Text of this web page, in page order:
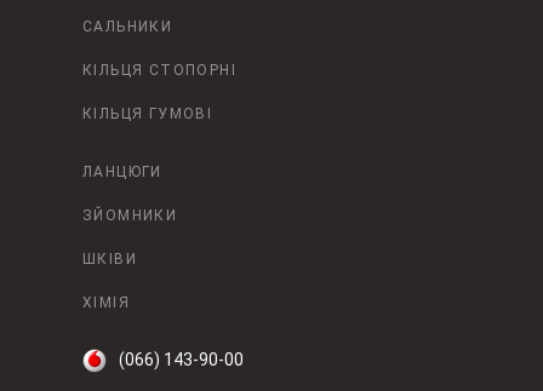
САЛЬНИКИ
КІЛЬЦЯ СТОПОРНІ
КІЛЬЦЯ ГУМОВІ
ЛАНЦЮГИ
ЗЙОМНИКИ
ШКІВИ
ХІМІЯ
(066) 143-90-00